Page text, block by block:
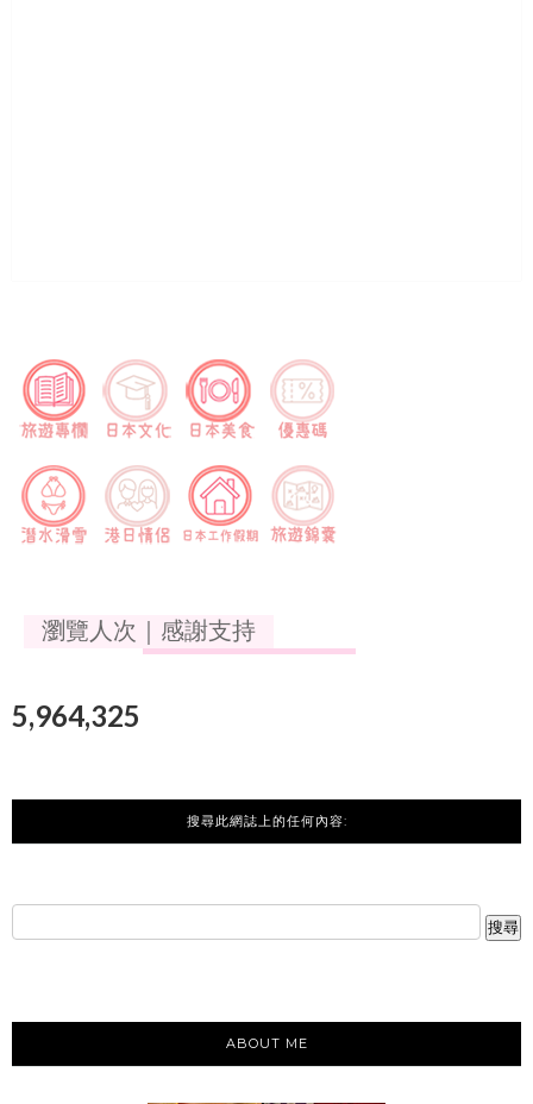
瀏覽人次｜感謝支持
5,964,325
搜尋此網誌上的任何內容:
ABOUT ME